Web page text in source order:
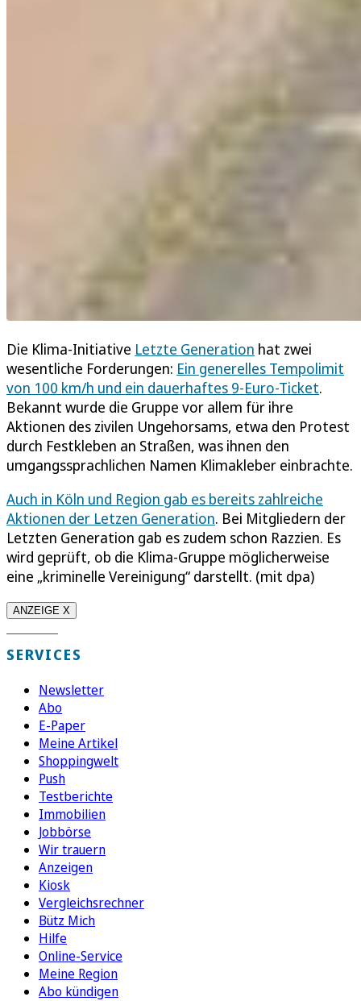
Die Klima-Initiative Letzte Generation hat zwei
wesentliche Forderungen: Ein generelles Tempolimit
von 100 km/h und ein dauerhaftes 9-Euro-Ticket.
Bekannt wurde die Gruppe vor allem für ihre
Aktionen des zivilen Ungehorsams, etwa den Protest
durch Festkleben an Straßen, was ihnen den
umgangssprachlichen Namen Klimakleber einbrachte.
Auch in Köln und Region gab es bereits zahlreiche
Aktionen der Letzen Generation. Bei Mitgliedern der
Letzten Generation gab es zudem schon Razzien. Es
wird geprüft, ob die Klima-Gruppe möglicherweise
eine „kriminelle Vereinigung“ darstellt. (mit dpa)
ANZEIGE X
SERVICES
Newsletter
Abo
E-Paper
Meine Artikel
Shoppingwelt
Push
Testberichte
Immobilien
Jobbörse
Wir trauern
Anzeigen
Kiosk
Vergleichsrechner
Bütz Mich
Hilfe
Online-Service
Meine Region
Abo kündigen